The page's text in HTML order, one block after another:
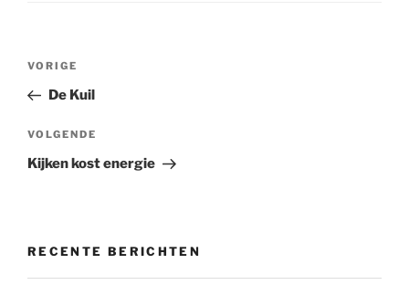
Bericht
Vorig
bericht
VORIGE
De Kuil
Volgend
bericht
VOLGENDE
Kijken kost energie
RECENTE BERICHTEN